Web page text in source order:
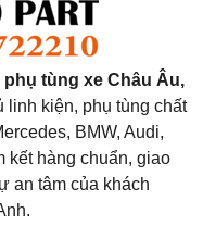
tùng xe Châu Âu,
linh kiện, phụ tùng chất
BMW, Audi,
kết hàng chuẩn, giao
an tâm của khách